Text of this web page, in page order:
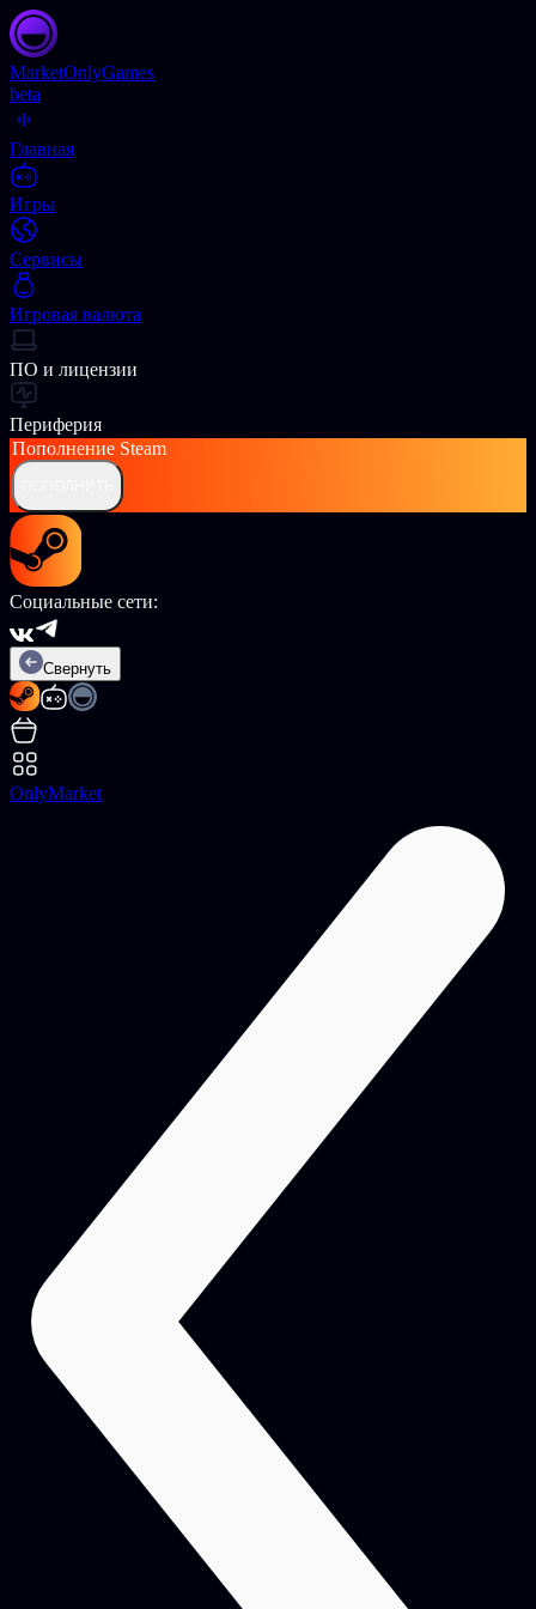
MarketOnlyGames
beta
Главная
Игры
Сервисы
Игровая валюта
ПО и лицензии
Периферия
Пополнение Steam
Социальные сети:
Свернуть
OnlyMarket